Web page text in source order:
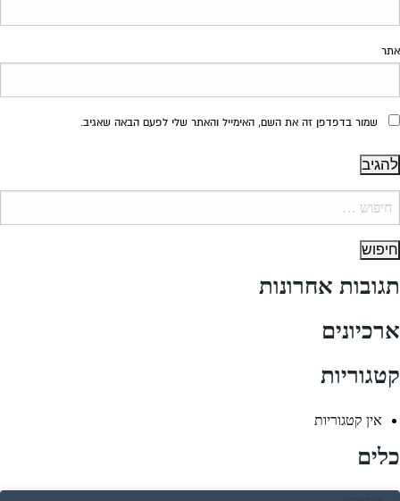
אתר
שמור בדפדפן זה את השם, האימייל והאתר שלי לפעם הבאה שאגיב.
תגובות אחרונות
ארכיונים
קטגוריות
אין קטגוריות
כלים